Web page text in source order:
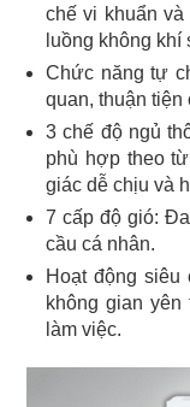
chế vi khuẩn
luồng không khí
Chức năng tự
quan, thuận tiện
3 chế độ ngủ
phù hợp theo
giác dễ chịu và
7 cấp độ gió:
cầu cá nhân.
Hoạt động siêu
không gian
làm việc.